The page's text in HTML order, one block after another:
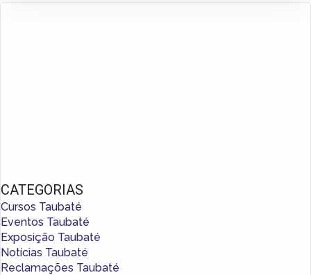
CATEGORIAS
Cursos Taubaté
Eventos Taubaté
Exposição Taubaté
Notícias Taubaté
Reclamações Taubaté